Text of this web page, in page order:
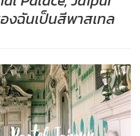
งฉันเป็นสีพาสเทล